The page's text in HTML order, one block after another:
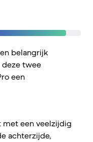
belangrijk
deze twee
een
met een veelzijdig
achterzijde,